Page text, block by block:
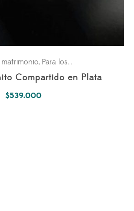
, Para los dos
Compartido en Plata
$539.000